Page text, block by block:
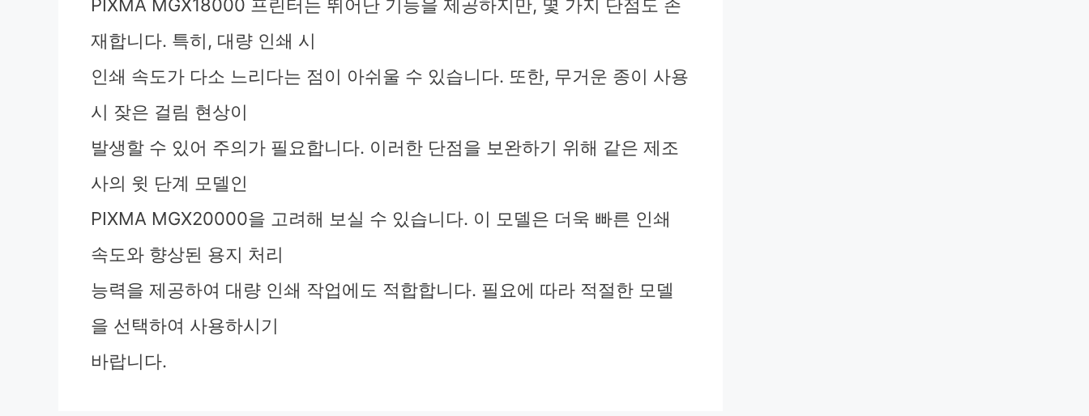
PIXMA MGX18000 프린터는 뛰어난 기능을 제공하지만, 몇 가지 단점도 존
재합니다. 특히, 대량 인쇄 시
인쇄 속도가 다소 느리다는 점이 아쉬울 수 있습니다. 또한, 무거운 종이 사용
시 잦은 걸림 현상이
발생할 수 있어 주의가 필요합니다. 이러한 단점을 보완하기 위해 같은 제조
사의 윗 단계 모델인
PIXMA MGX20000을 고려해 보실 수 있습니다. 이 모델은 더욱 빠른 인쇄
속도와 향상된 용지 처리
능력을 제공하여 대량 인쇄 작업에도 적합합니다. 필요에 따라 적절한 모델
을 선택하여 사용하시기
바랍니다.